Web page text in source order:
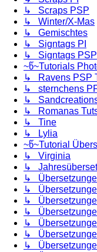
↳ Scraps PSP
↳ Winter/X-Mas
↳ Gemischtes
↳ Signtags PI
↳ Signtags PSP
~წ~Tutorials
↳ Ravens PSP
↳ sternchens
↳
↳ Romanas
↳ Tine
↳ Lylia
~წ~Tutorial
↳ Virginia
↳
↳
↳
↳
↳
↳
↳
↳